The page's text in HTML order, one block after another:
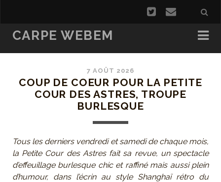
CARPE WEBEM
7 AOÛT 2026
COUP DE COEUR POUR LA PETITE
COUR DES ASTRES, TROUPE
BURLESQUE
Tous les derniers vendredi et samedi de chaque mois,
la Petite Cour des Astres fait sa revue, un spectacle
d’effeuillage burlesque chic et raffiné mais aussi plein
d’humour, dans l’écrin au style Shanghaï rétro du